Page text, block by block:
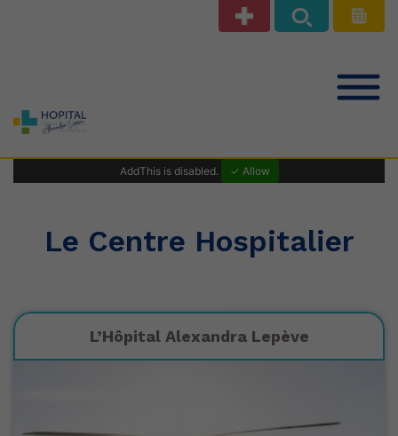
Notre offre de soins
Patients Public
Le Centre Hospitalier
AddThis is disabled. ✓ Allow
Le Centre Hospitalier
L’Hôpital Alexandra Lepève